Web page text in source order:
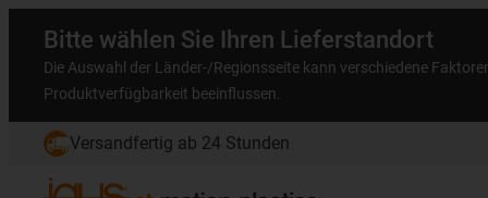
Bitte wählen Sie Ihren Lieferstandort
Die Auswahl der Länder-/Regionsseite kann verschiedene
Produktverfügbarkeit beeinflussen.
Versandfertig ab 24 Stunden